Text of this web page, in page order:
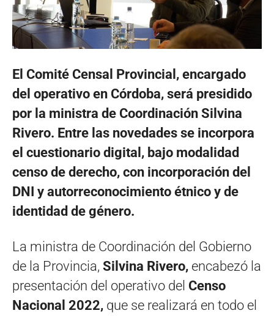
El Comité Censal Provincial, encargado
del operativo en Córdoba, será presidido
por la ministra de Coordinación Silvina
Rivero. Entre las novedades se incorpora
el cuestionario digital, bajo modalidad
censo de derecho, con incorporación del
DNI y autorreconocimiento étnico y de
identidad de género.
La ministra de Coordinación del Gobierno
de la Provincia, Silvina Rivero, encabezó la
presentación del operativo del Censo
Nacional 2022, que se realizará en todo el